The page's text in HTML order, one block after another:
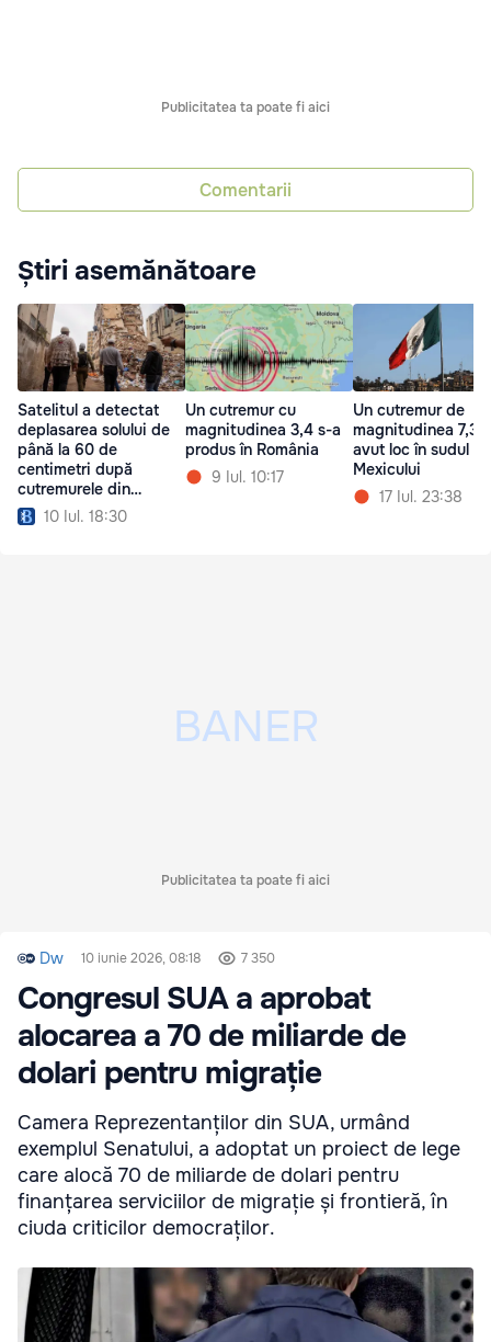
Publicitatea ta poate fi aici
Comentarii
Știri asemănătoare
Satelitul a detectat
deplasarea solului de
până la 60 de
centimetri după
cutremurele din
Venezuela
10 Iul. 18:30
Un cutremur cu
magnitudinea 3,4 s-a
produs în România
9 Iul. 10:17
Un cutremur de
magnitudinea 7,3 a
avut loc în sudul
Mexicului
17 Iul. 23:38
Publicitatea ta poate fi aici
Dw 10 iunie 2026, 08:18 7 350
Congresul SUA a aprobat
alocarea a 70 de miliarde de
dolari pentru migrație
Camera Reprezentanților din SUA, urmând
exemplul Senatului, a adoptat un proiect de lege
care alocă 70 de miliarde de dolari pentru
finanțarea serviciilor de migrație și frontieră, în
ciuda criticilor democraților.